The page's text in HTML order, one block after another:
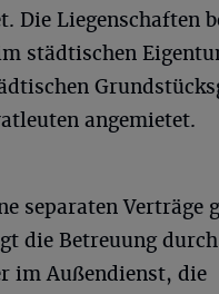
Die Liegenschaften
städtischen
angemietet.
separaten Verträge
die Betreuung
im Außendienst, die